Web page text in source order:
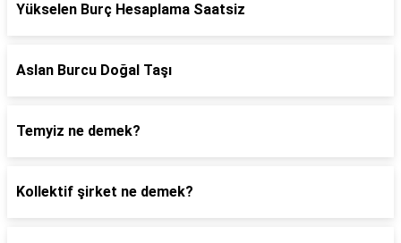
Yükselen Burç Hesaplama Saatsiz
Aslan Burcu Doğal Taşı
Temyiz ne demek?
Kollektif şirket ne demek?